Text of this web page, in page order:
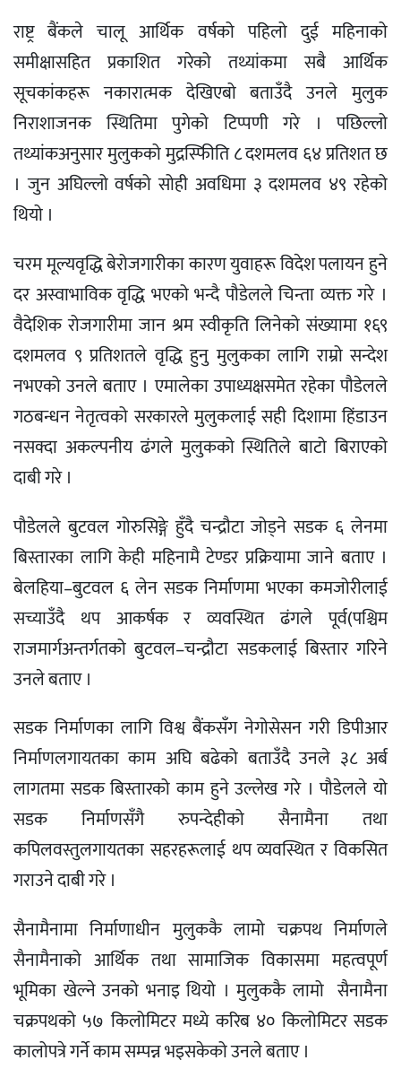
राष्ट्र बैंकले चालू आर्थिक वर्षको पहिलो दुई महिनाको
समीक्षासहित प्रकाशित गरेको तथ्यांकमा सबै आर्थिक
सूचकांकहरू नकारात्मक देखिएबो बताउँदै उनले मुलुक
निराशाजनक स्थितिमा पुगेको टिप्पणी गरे । पछिल्लो
तथ्यांकअनुसार मुलुकको मुद्रस्फिीति ८ दशमलव ६४ प्रतिशत छ
। जुन अघिल्लो वर्षको सोही अवधिमा ३ दशमलव ४९ रहेको
थियो ।
चरम मूल्यवृद्धि बेरोजगारीका कारण युवाहरू विदेश पलायन हुने
दर अस्वाभाविक वृद्धि भएको भन्दै पौडेलले चिन्ता व्यक्त गरे ।
वैदेशिक रोजगारीमा जान श्रम स्वीकृति लिनेको संख्यामा १६९
दशमलव ९ प्रतिशतले वृद्धि हुनु मुलुकका लागि राम्रो सन्देश
नभएको उनले बताए । एमालेका उपाध्यक्षसमेत रहेका पौडेलले
गठबन्धन नेतृत्वको सरकारले मुलुकलाई सही दिशामा हिंडाउन
नसक्दा अकल्पनीय ढंगले मुलुकको स्थितिले बाटो बिराएको
दाबी गरे ।
पौडेलले बुटवल गोरुसिङ्गे हुँदै चन्द्रौटा जोड्ने सडक ६ लेनमा
बिस्तारका लागि केही महिनामै टेण्डर प्रक्रियामा जाने बताए ।
बेलहिया–बुटवल ६ लेन सडक निर्माणमा भएका कमजोरीलाई
सच्याउँदै थप आकर्षक र व्यवस्थित ढंगले पूर्व(पश्चिम
राजमार्गअन्तर्गतको बुटवल–चन्द्रौटा सडकलाई बिस्तार गरिने
उनले बताए ।
सडक निर्माणका लागि विश्व बैंकसँग नेगोसेसन गरी डिपीआर
निर्माणलगायतका काम अघि बढेको बताउँदै उनले ३८ अर्ब
लागतमा सडक बिस्तारको काम हुने उल्लेख गरे । पौडेलले यो
सडक निर्माणसँगै रुपन्देहीको सैनामैना तथा
कपिलवस्तुलगायतका सहरहरूलाई थप व्यवस्थित र विकसित
गराउने दाबी गरे ।
सैनामैनामा निर्माणाधीन मुलुककै लामो चक्रपथ निर्माणले
सैनामैनाको आर्थिक तथा सामाजिक विकासमा महत्वपूर्ण
भूमिका खेल्ने उनको भनाइ थियो । मुलुककै लामो सैनामैना
चक्रपथको ५७ किलोमिटर मध्ये करिब ४० किलोमिटर सडक
कालोपत्रे गर्ने काम सम्पन्न भइसकेको उनले बताए ।